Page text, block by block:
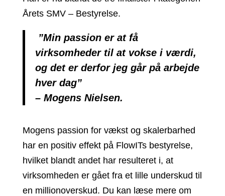
Årets SMV – Bestyrelse.
”Min passion er at få
virksomheder til at vokse i værdi,
og det er derfor jeg går på arbejde
hver dag”
– Mogens Nielsen.
Mogens passion for vækst og skalerbarhed
har en positiv effekt på FlowITs bestyrelse,
hvilket blandt andet har resulteret i, at
virksomheden er gået fra et lille underskud til
en millionoverskud. Du kan læse mere om